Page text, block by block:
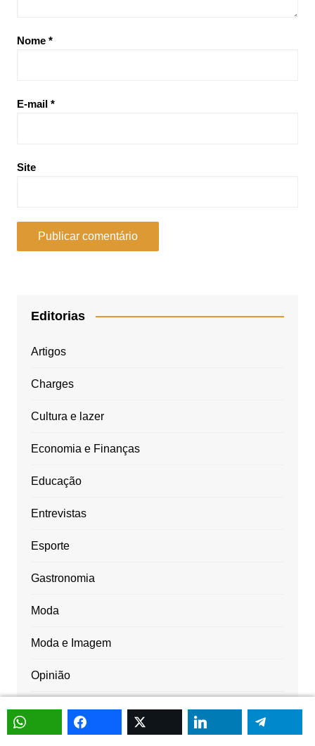
Nome *
E-mail *
Site
Editorias
Artigos
Charges
Cultura e lazer
Economia e Finanças
Educação
Entrevistas
Esporte
Gastronomia
Moda
Moda e Imagem
Opinião
Saúde